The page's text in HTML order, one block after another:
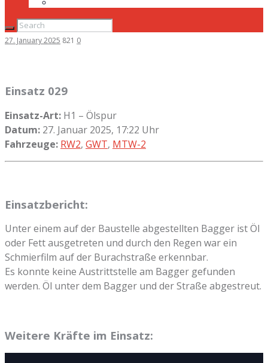
27. January 2025 821 0
Einsatz 029
Einsatz-Art: H1 – Ölspur
Datum: 27. Januar 2025, 17:22 Uhr
Fahrzeuge: RW2, GWT, MTW-2
Einsatzbericht:
Unter einem auf der Baustelle abgestellten Bagger ist Öl
oder Fett ausgetreten und durch den Regen war ein
Schmierfilm auf der Burachstraße erkennbar.
Es konnte keine Austrittstelle am Bagger gefunden
werden. Öl unter dem Bagger und der Straße abgestreut.
Weitere Kräfte im Einsatz: